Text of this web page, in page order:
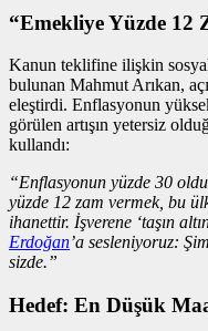
“Emekliye Yüzde 12
Kanun teklifine ilişkin
bulunan Mahmut Arıkan,
eleştirdi. Enflasyonun
görülen artışın yetersiz
kullandı:
“Enflasyonun yüzde 30
yüzde 12 zam vermek, bu
ihanettir. İşverene ‘taşın
Erdoğan’a sesleniyoruz:
sizde.”
Hedef: En Düşük